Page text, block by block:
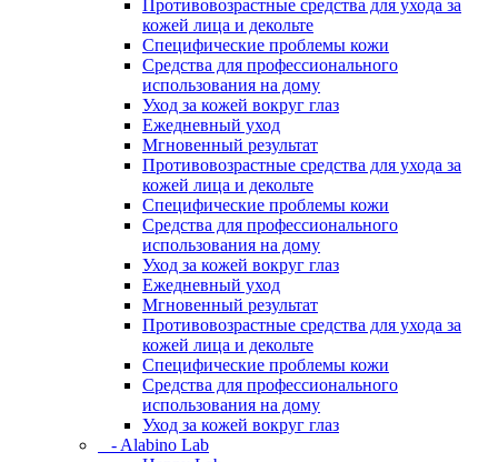
Противовозрастные средства для ухода за
кожей лица и декольте
Специфические проблемы кожи
Средства для профессионального
использования на дому
Уход за кожей вокруг глаз
Ежедневный уход
Мгновенный результат
Противовозрастные средства для ухода за
кожей лица и декольте
Специфические проблемы кожи
Средства для профессионального
использования на дому
Уход за кожей вокруг глаз
Ежедневный уход
Мгновенный результат
Противовозрастные средства для ухода за
кожей лица и декольте
Специфические проблемы кожи
Средства для профессионального
использования на дому
Уход за кожей вокруг глаз
- Alabino Lab